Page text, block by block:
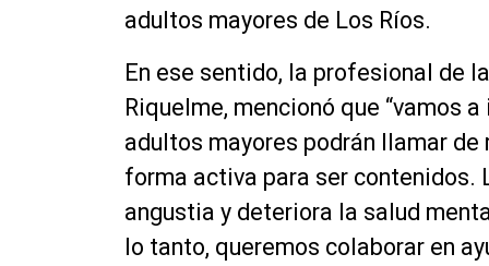
adultos mayores de Los Ríos.
En ese sentido, la profesional de
Riquelme, mencionó que “vamos
adultos mayores podrán llamar
forma activa para ser contenidos.
angustia y deteriora la salud
lo tanto, queremos colaborar en